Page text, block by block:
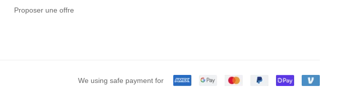
Proposer une offre
We using safe payment for